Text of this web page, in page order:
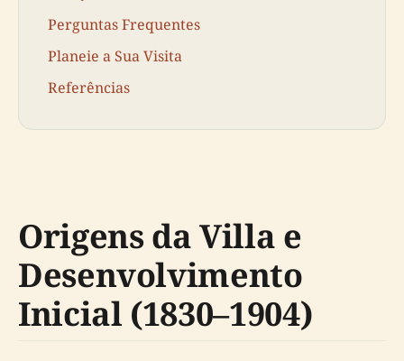
Perguntas Frequentes
Planeie a Sua Visita
Referências
Origens da Villa e
Desenvolvimento
Inicial (1830–1904)